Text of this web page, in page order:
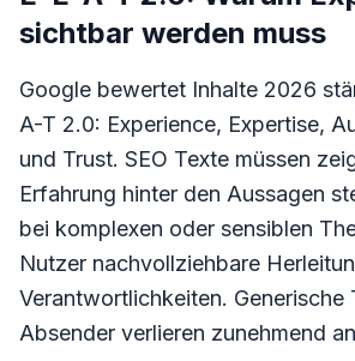
sichtbar werden muss
Google bewertet Inhalte 2026
A-T 2.0: Experience, Expertise,
und Trust. SEO Texte müssen
Erfahrung hinter den Aussagen
bei komplexen oder sensiblen
Nutzer nachvollziehbare
Verantwortlichkeiten. Generische
Absender verlieren zunehmend